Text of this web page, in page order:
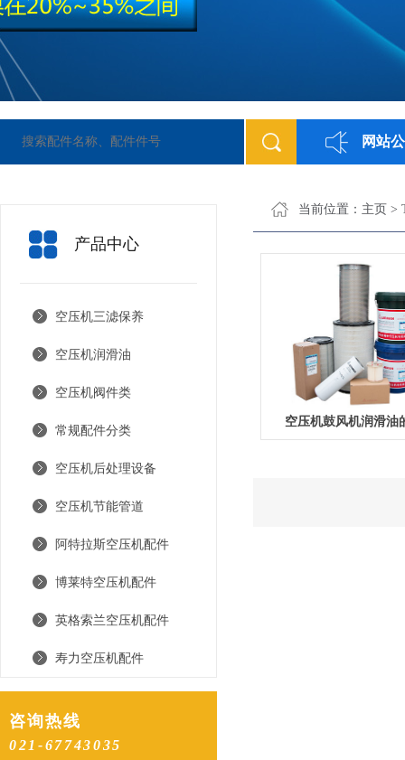
网站
产品中心
空压机三滤保养
空压机润滑油
空压机阀件类
常规配件分类
空压机后处理设备
空压机节能管道
阿特拉斯空压机配件
博莱特空压机配件
英格索兰空压机配件
寿力空压机配件
咨询热线
021-67743035
当前位置： 主页 >
空压机鼓风机润滑油